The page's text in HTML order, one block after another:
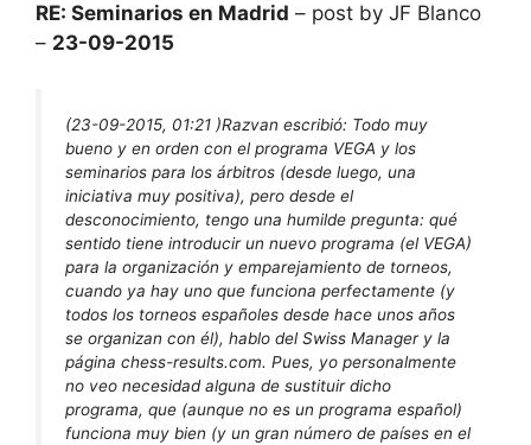
RE: Seminarios en Madrid – post by JF Blanco
– 23-09-2015
(23-09-2015, 01:21 )Razvan escribió: Todo muy
bueno y en orden con el programa VEGA y los
seminarios para los árbitros (desde luego, una
iniciativa muy positiva), pero desde el
desconocimiento, tengo una humilde pregunta: qué
sentido tiene introducir un nuevo programa (el VEGA)
para la organización y emparejamiento de torneos,
cuando ya hay uno que funciona perfectamente (y
todos los torneos españoles desde hace unos años
se organizan con él), hablo del Swiss Manager y la
página chess-results.com. Pues, yo personalmente
no veo necesidad alguna de sustituir dicho
programa, que (aunque no es un programa español)
funciona muy bien (y un gran número de países en el